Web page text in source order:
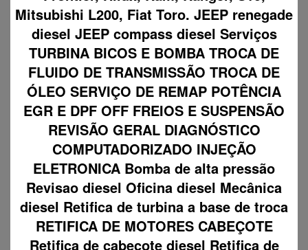
Mitsubishi L200, Fiat Toro. JEEP renegade
diesel JEEP compass diesel Serviços
TURBINA BICOS E BOMBA TROCA DE
FLUIDO DE TRANSMISSÃO TROCA DE
ÓLEO SERVIÇO DE REMAP POTÊNCIA
EGR E DPF OFF FREIOS E SUSPENSÃO
REVISÃO GERAL DIAGNÓSTICO
COMPUTADORIZADO INJEÇÃO
ELETRONICA Bomba de alta pressão
Revisao diesel Oficina diesel Mecânica
diesel Retifica de turbina a base de troca
RETIFICA DE MOTORES CABEÇOTE
Retifica de cabeçote diesel Retifica de